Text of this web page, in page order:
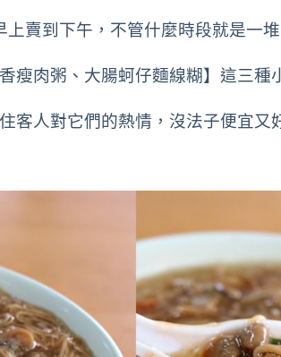
賣到下午，不管什麼時段就是一
瘦肉粥、大腸蚵仔麵線糊】這三種
客人對它們的熱情，沒法子便宜又